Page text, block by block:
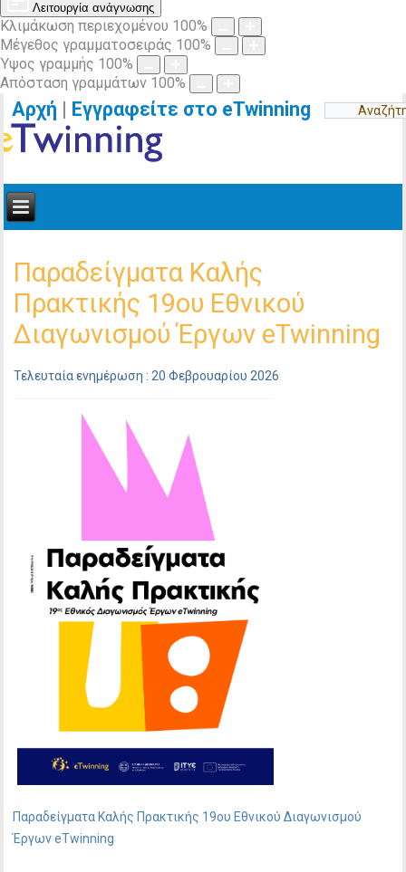
Λειτουργία ανάγνωσης
Κλιμάκωση περιεχομένου 100%
Μέγεθος γραμματοσειράς 100%
Ύψος γραμμής 100%
Απόσταση γραμμάτων 100%
Αρχή | Εγγραφείτε στο eTwinning
Παραδείγματα Καλής
Πρακτικής 19ου Εθνικού
Διαγωνισμού Έργων eTwinning
Τελευταία ενημέρωση : 20 Φεβρουαρίου 2026
Παραδείγματα Καλής Πρακτικής 19ου Εθνικού Διαγωνισμού
Έργων eTwinning